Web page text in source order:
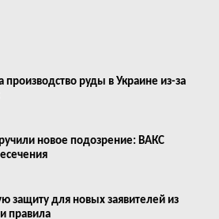
производство руды в Украине из-за
новое подозрение: ВАКС
защиту для новых заявителей из
правила